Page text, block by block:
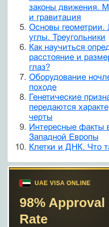
законы движения.
и гравитация
Основы геометрии.
углы. Треугольники
Как научиться
расстояние и
глаз?
Оборудование
походе
Генетические
передаются
черты
Интересные факты
Западной Европы
Клетки и ДНК. Что